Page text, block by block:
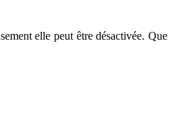
elle peut être désactivée. Que